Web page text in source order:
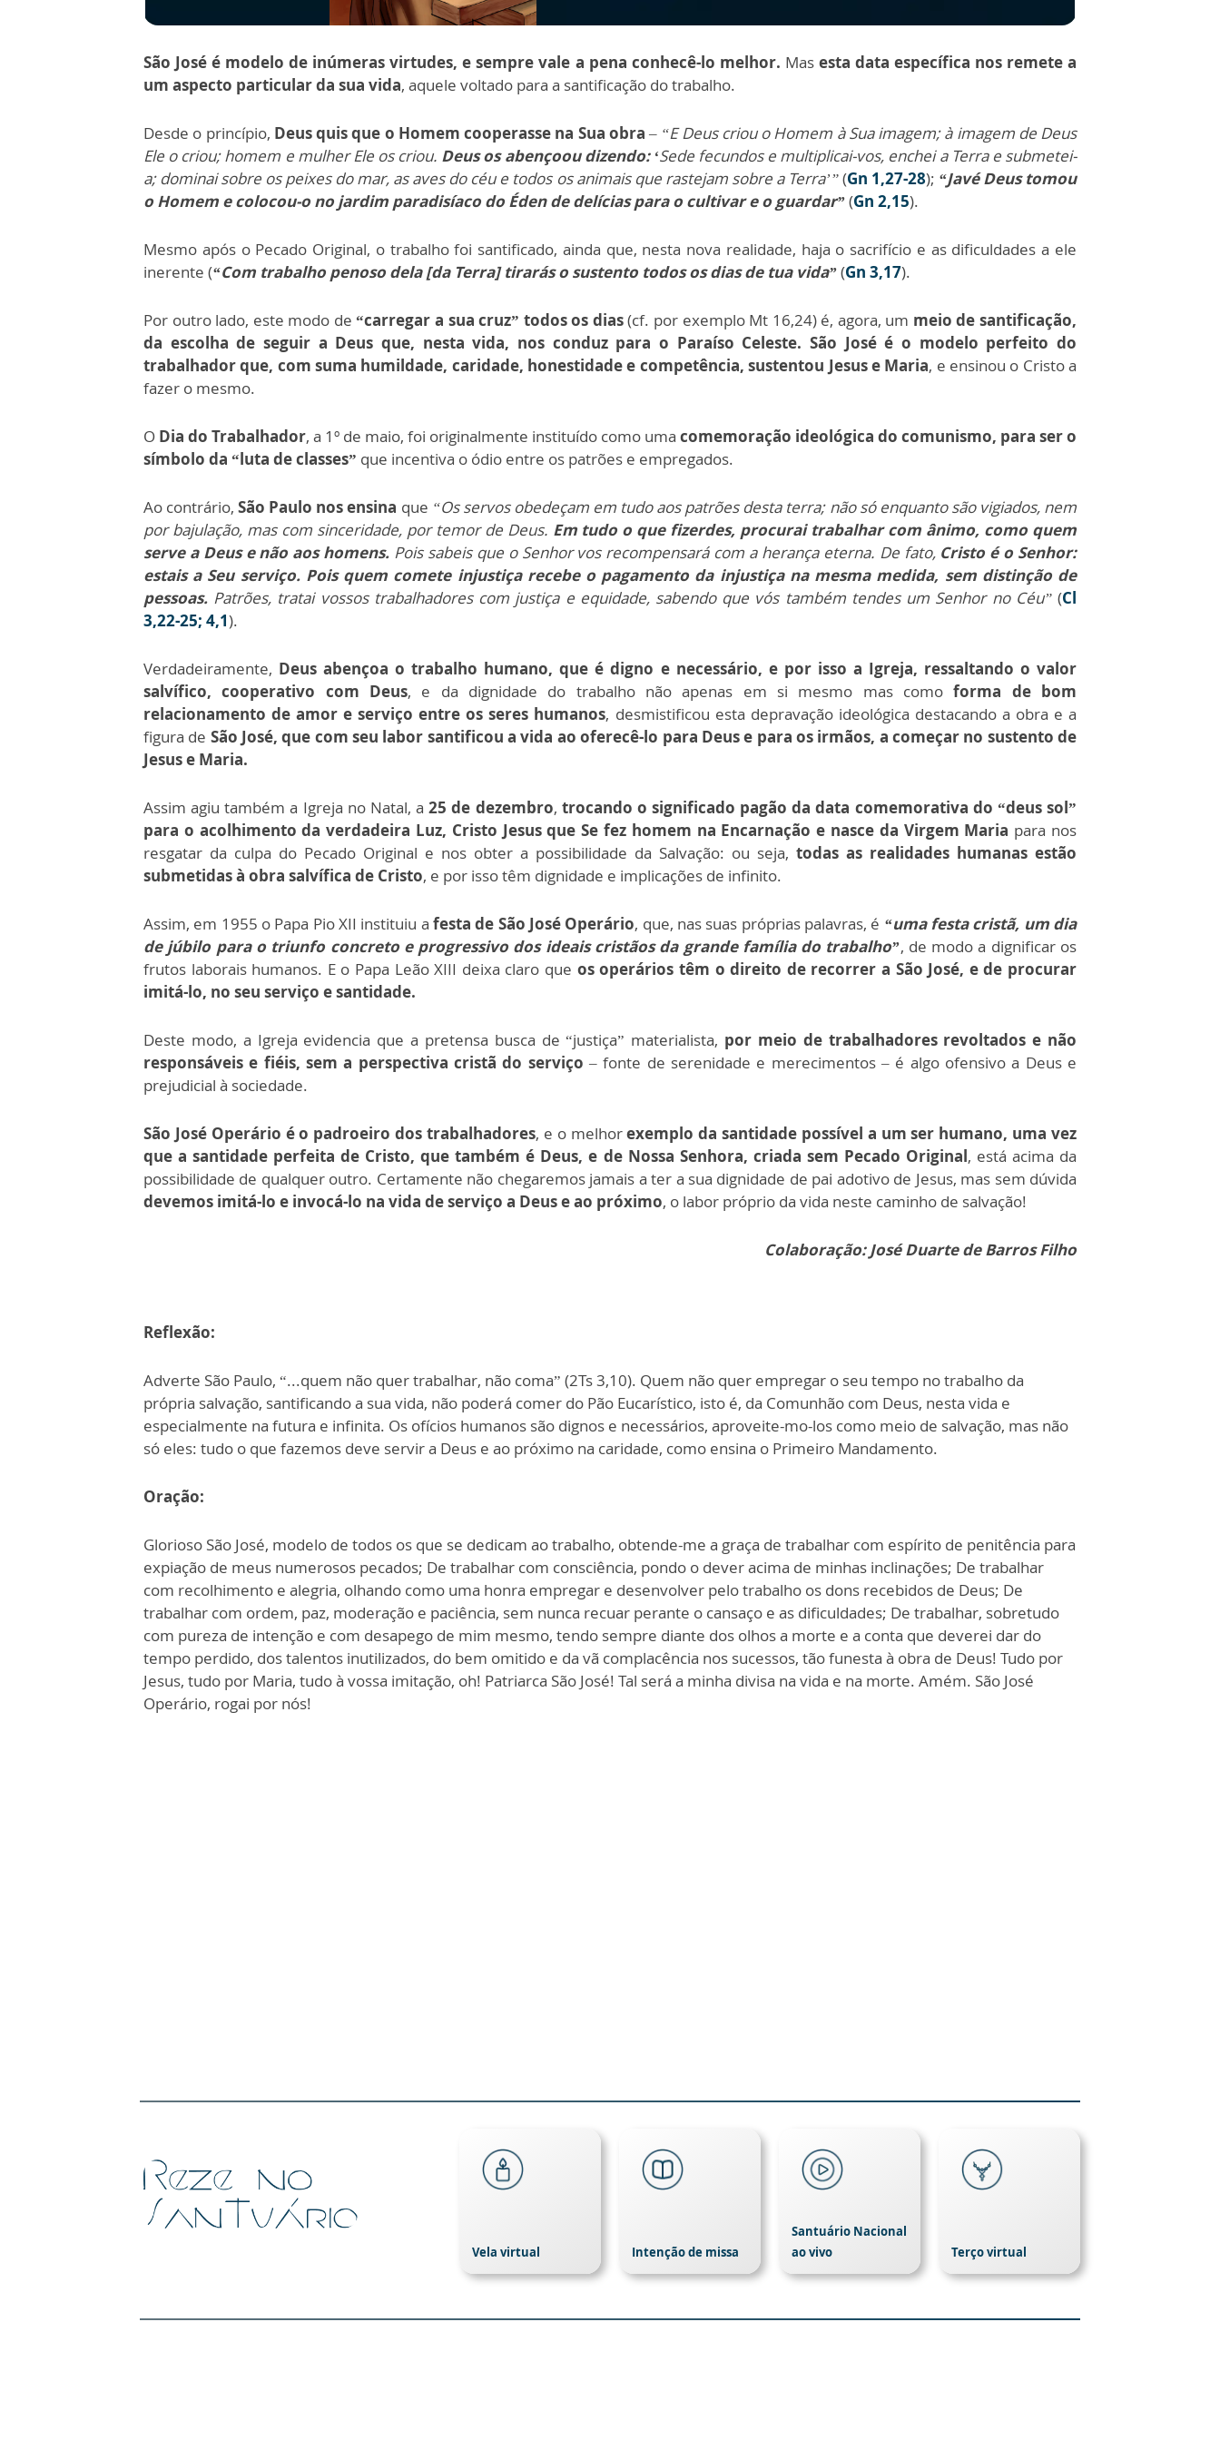
São José é modelo de inúmeras virtudes, e sempre vale a pena conhecê-lo melhor. Mas esta data específica nos remete a
um aspecto particular da sua vida, aquele voltado para a santificação do trabalho.
Desde o princípio, Deus quis que o Homem cooperasse na Sua obra – “E Deus criou o Homem à Sua imagem; à imagem de Deus
Ele o criou; homem e mulher Ele os criou. Deus os abençoou dizendo: ‘Sede fecundos e multiplicai-vos, enchei a Terra e submetei-
a; dominai sobre os peixes do mar, as aves do céu e todos os animais que rastejam sobre a Terra’”(Gn 1,27-28); “Javé Deus tomou
o Homem e colocou-o no jardim paradisíaco do Éden de delícias para o cultivar e o guardar”(Gn 2,15).
Mesmo após o Pecado Original, o trabalho foi santificado, ainda que, nesta nova realidade, haja o sacrifício e as dificuldades a ele
inerente (“Com trabalho penoso dela [da Terra] tirarás o sustento todos os dias de tua vida”(Gn 3,17).
Por outro lado, este modo de“carregar a sua cruz” todos os dias(cf. por exemplo Mt 16,24) é, agora, um meio de santificação,
da escolha de seguir a Deus que, nesta vida, nos conduz para o Paraíso Celeste. São José é o modelo perfeito do
trabalhador que, com suma humildade, caridade, honestidade e competência, sustentou Jesus e Maria, e ensinou o Cristo a
fazer o mesmo.
O Dia do Trabalhador, a 1º de maio, foi originalmente instituído como uma comemoração ideológica do comunismo, para ser o
símbolo da “luta de classes” que incentiva o ódio entre os patrões e empregados.
Ao contrário,São Paulo nos ensina que “Os servos obedeçam em tudo aos patrões desta terra; não só enquanto são vigiados, nem
por bajulação, mas com sinceridade, por temor de Deus. Em tudo o que fizerdes, procurai trabalhar com ânimo, como quem
serve a Deus e não aos homens. Pois sabeis que o Senhor vos recompensará com a herança eterna. De fato, Cristo é o Senhor:
estais a Seu serviço. Pois quem comete injustiça recebe o pagamento da injustiça na mesma medida, sem distinção de
pessoas. Patrões, tratai vossos trabalhadores com justiça e equidade, sabendo que vós também tendes um Senhor no Céu”(Cl
3,22-25; 4,1).
Verdadeiramente, Deus abençoa o trabalho humano, que é digno e necessário, e por isso a Igreja, ressaltando o valor
salvífico, cooperativo com Deus, e da dignidade do trabalho não apenas em si mesmo mas comoforma de bom
relacionamento de amor e serviço entre os seres humanos, desmistificou esta depravação ideológica destacando a obra e a
figura de São José, que com seu labor santificou a vida ao oferecê-lo para Deus e para os irmãos, a começar no sustento de
Jesus e Maria.
Assim agiu também a Igreja no Natal, a25 de dezembro, trocando o significado pagão da data comemorativa do “deus sol”
para o acolhimento da verdadeira Luz, Cristo Jesus que Se fez homem na Encarnação e nasce da Virgem Maria para nos
resgatar da culpa do Pecado Original e nos obter a possibilidade da Salvação: ou seja, todas as realidades humanas estão
submetidas à obra salvífica de Cristo, e por isso têm dignidade e implicações de infinito.
Assim, em 1955 o Papa Pio XII instituiu a festa de São José Operário, que, nas suas próprias palavras, é “uma festa cristã, um dia
de júbilo para o triunfo concreto e progressivo dos ideais cristãos da grande família do trabalho”, de modo a dignificar os
frutos laborais humanos. E o Papa Leão XIII deixa claro que os operários têm o direito de recorrer a São José, e de procurar
imitá-lo, no seu serviço e santidade.
Deste modo, a Igreja evidencia que a pretensa busca de “justiça” materialista, por meio de trabalhadores revoltados e não
responsáveis e fiéis, sem a perspectiva cristã do serviço – fonte de serenidade e merecimentos – é algo ofensivo a Deus e
prejudicial à sociedade.
São José Operário é o padroeiro dos trabalhadores, e o melhorexemplo da santidade possível a um ser humano, uma vez
que a santidade perfeita de Cristo, que também é Deus, e de Nossa Senhora, criada sem Pecado Original, está acima da
possibilidade de qualquer outro. Certamente não chegaremos jamais a ter a sua dignidade de pai adotivo de Jesus, mas sem dúvida
devemos imitá-lo e invocá-lo na vida de serviço a Deus e ao próximo, o labor próprio da vida neste caminho de salvação!
Colaboração: José Duarte de Barros Filho
Reflexão:
Adverte São Paulo, “...quem não quer trabalhar, não coma” (2Ts 3,10). Quem não quer empregar o seu tempo no trabalho da
própria salvação, santificando a sua vida, não poderá comer do Pão Eucarístico, isto é, da Comunhão com Deus, nesta vida e
especialmente na futura e infinita. Os ofícios humanos são dignos e necessários, aproveite-mo-los como meio de salvação, mas não
só eles: tudo o que fazemos deve servir a Deus e ao próximo na caridade, como ensina o Primeiro Mandamento.
Oração:
Glorioso São José, modelo de todos os que se dedicam ao trabalho, obtende-me a graça de trabalhar com espírito de penitência para
expiação de meus numerosos pecados; De trabalhar com consciência, pondo o dever acima de minhas inclinações; De trabalhar
com recolhimento e alegria, olhando como uma honra empregar e desenvolver pelo trabalho os dons recebidos de Deus; De
trabalhar com ordem, paz, moderação e paciência, sem nunca recuar perante o cansaço e as dificuldades; De trabalhar, sobretudo
com pureza de intenção e com desapego de mim mesmo, tendo sempre diante dos olhos a morte e a conta que deverei dar do
tempo perdido, dos talentos inutilizados, do bem omitido e da vã complacência nos sucessos, tão funesta à obra de Deus! Tudo por
Jesus, tudo por Maria, tudo à vossa imitação, oh! Patriarca São José! Tal será a minha divisa na vida e na morte. Amém. São José
Operário, rogai por nós!
Terço virtual
Intenção de missa
Vela virtual
Santuário Nacional
ao vivo